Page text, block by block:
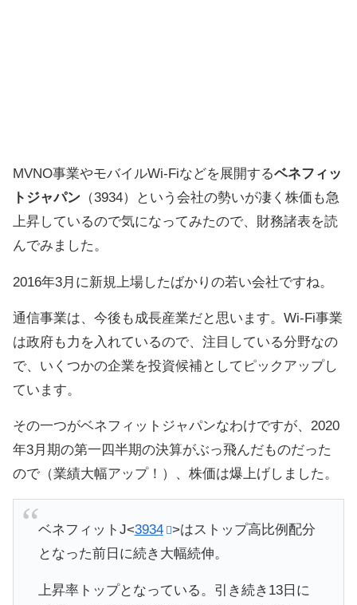
MVNO事業やモバイルWi-Fiなどを展開するベネフィッ
トジャパン （3934）という会社の勢いが凄く株価も急
上昇しているので気になってみたので、財務諸表を読
んでみました。
2016年3月に新規上場したばかりの若い会社ですね。
通信事業は、今後も成長産業だと思います。Wi-Fi事業
は政府も力を入れているので、注目している分野なの
で、いくつかの企業を投資候補としてピックアップし
ています。
その一つがベネフィットジャパンなわけですが、2020
年3月期の第一四半期の決算がぶっ飛んだものだった
ので（業績大幅アップ！）、株価は爆上げしました。
ベネフィットJ<3934
>はストップ高比例配分
となった前日に続き大幅続伸。
上昇率トップとなっている。引き続き13日に